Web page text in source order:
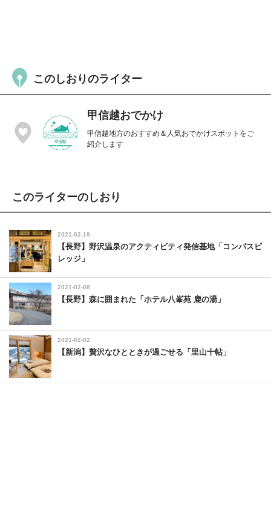
このしおりのライター
甲信越おでかけ
甲信越地方のおすすめ＆人気おでかけスポットをご
紹介します
このライターのしおり
2021-02-19
【長野】野沢温泉のアクティビティ発信基地「コンパスビ
レッジ」
2021-02-08
【長野】森に囲まれた「ホテル八峯苑 鹿の湯」
2021-02-02
【新潟】贅沢なひとときが過ごせる「里山十帖」